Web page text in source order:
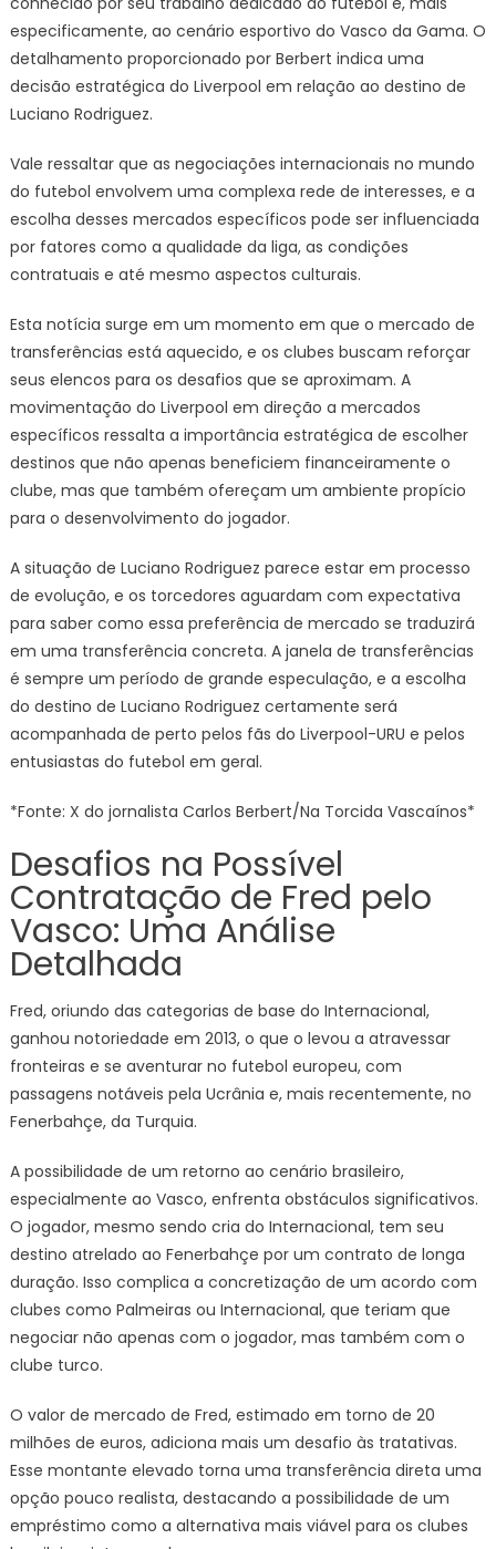
especificamente, ao cenário esportivo do Vasco da Gama. O
detalhamento proporcionado por Berbert indica uma
decisão estratégica do Liverpool em relação ao destino de
Luciano Rodriguez.
Vale ressaltar que as negociações internacionais no mundo
do futebol envolvem uma complexa rede de interesses, e a
escolha desses mercados específicos pode ser influenciada
por fatores como a qualidade da liga, as condições
contratuais e até mesmo aspectos culturais.
Esta notícia surge em um momento em que o mercado de
transferências está aquecido, e os clubes buscam reforçar
seus elencos para os desafios que se aproximam. A
movimentação do Liverpool em direção a mercados
específicos ressalta a importância estratégica de escolher
destinos que não apenas beneficiem financeiramente o
clube, mas que também ofereçam um ambiente propício
para o desenvolvimento do jogador.
A situação de Luciano Rodriguez parece estar em processo
de evolução, e os torcedores aguardam com expectativa
para saber como essa preferência de mercado se traduzirá
em uma transferência concreta. A janela de transferências
é sempre um período de grande especulação, e a escolha
do destino de Luciano Rodriguez certamente será
acompanhada de perto pelos fãs do Liverpool-URU e pelos
entusiastas do futebol em geral.
*Fonte: X do jornalista Carlos Berbert/Na Torcida Vascaínos*
Desafios na Possível
Contratação de Fred pelo
Vasco: Uma Análise
Detalhada
Fred, oriundo das categorias de base do Internacional,
ganhou notoriedade em 2013, o que o levou a atravessar
fronteiras e se aventurar no futebol europeu, com
passagens notáveis pela Ucrânia e, mais recentemente, no
Fenerbahçe, da Turquia.
A possibilidade de um retorno ao cenário brasileiro,
especialmente ao Vasco, enfrenta obstáculos significativos.
O jogador, mesmo sendo cria do Internacional, tem seu
destino atrelado ao Fenerbahçe por um contrato de longa
duração. Isso complica a concretização de um acordo com
clubes como Palmeiras ou Internacional, que teriam que
negociar não apenas com o jogador, mas também com o
clube turco.
O valor de mercado de Fred, estimado em torno de 20
milhões de euros, adiciona mais um desafio às tratativas.
Esse montante elevado torna uma transferência direta uma
opção pouco realista, destacando a possibilidade de um
empréstimo como a alternativa mais viável para os clubes